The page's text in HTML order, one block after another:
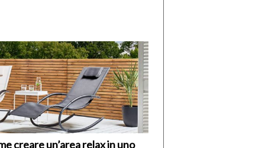
creare un’area relax in uno
di
I
Vespri